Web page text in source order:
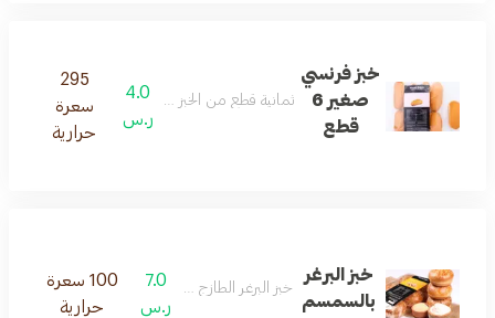
خبز فرنسي
صغير 6
قطع
ثمانية قطع من الخبز محضر على طريقتنا و طازج
4.0
ر.س
295
سعرة
حرارية
خبز البرغر
بالسمسم
خبز البرغر الطازج مع السمسم
7.0
ر.س
100 سعرة
حرارية